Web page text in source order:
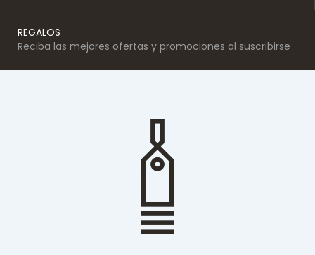
REGALOS
Reciba las mejores ofertas y promociones al suscribirse